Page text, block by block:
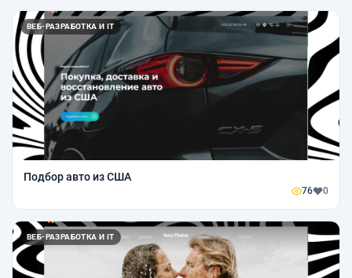
ВЕБ-РАЗРАБОТКА И IT
Подбор авто из США
76 0
ВЕБ-РАЗРАБОТКА И IT